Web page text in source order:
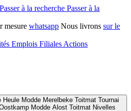
Passer à la recherche Passer à la
mesure whatsapp Nous livrons sur le
Emplois Filiales Actions
Heule Modde Merelbeke Toitmat Tournai
Modde Alost Toitmat Nivelles